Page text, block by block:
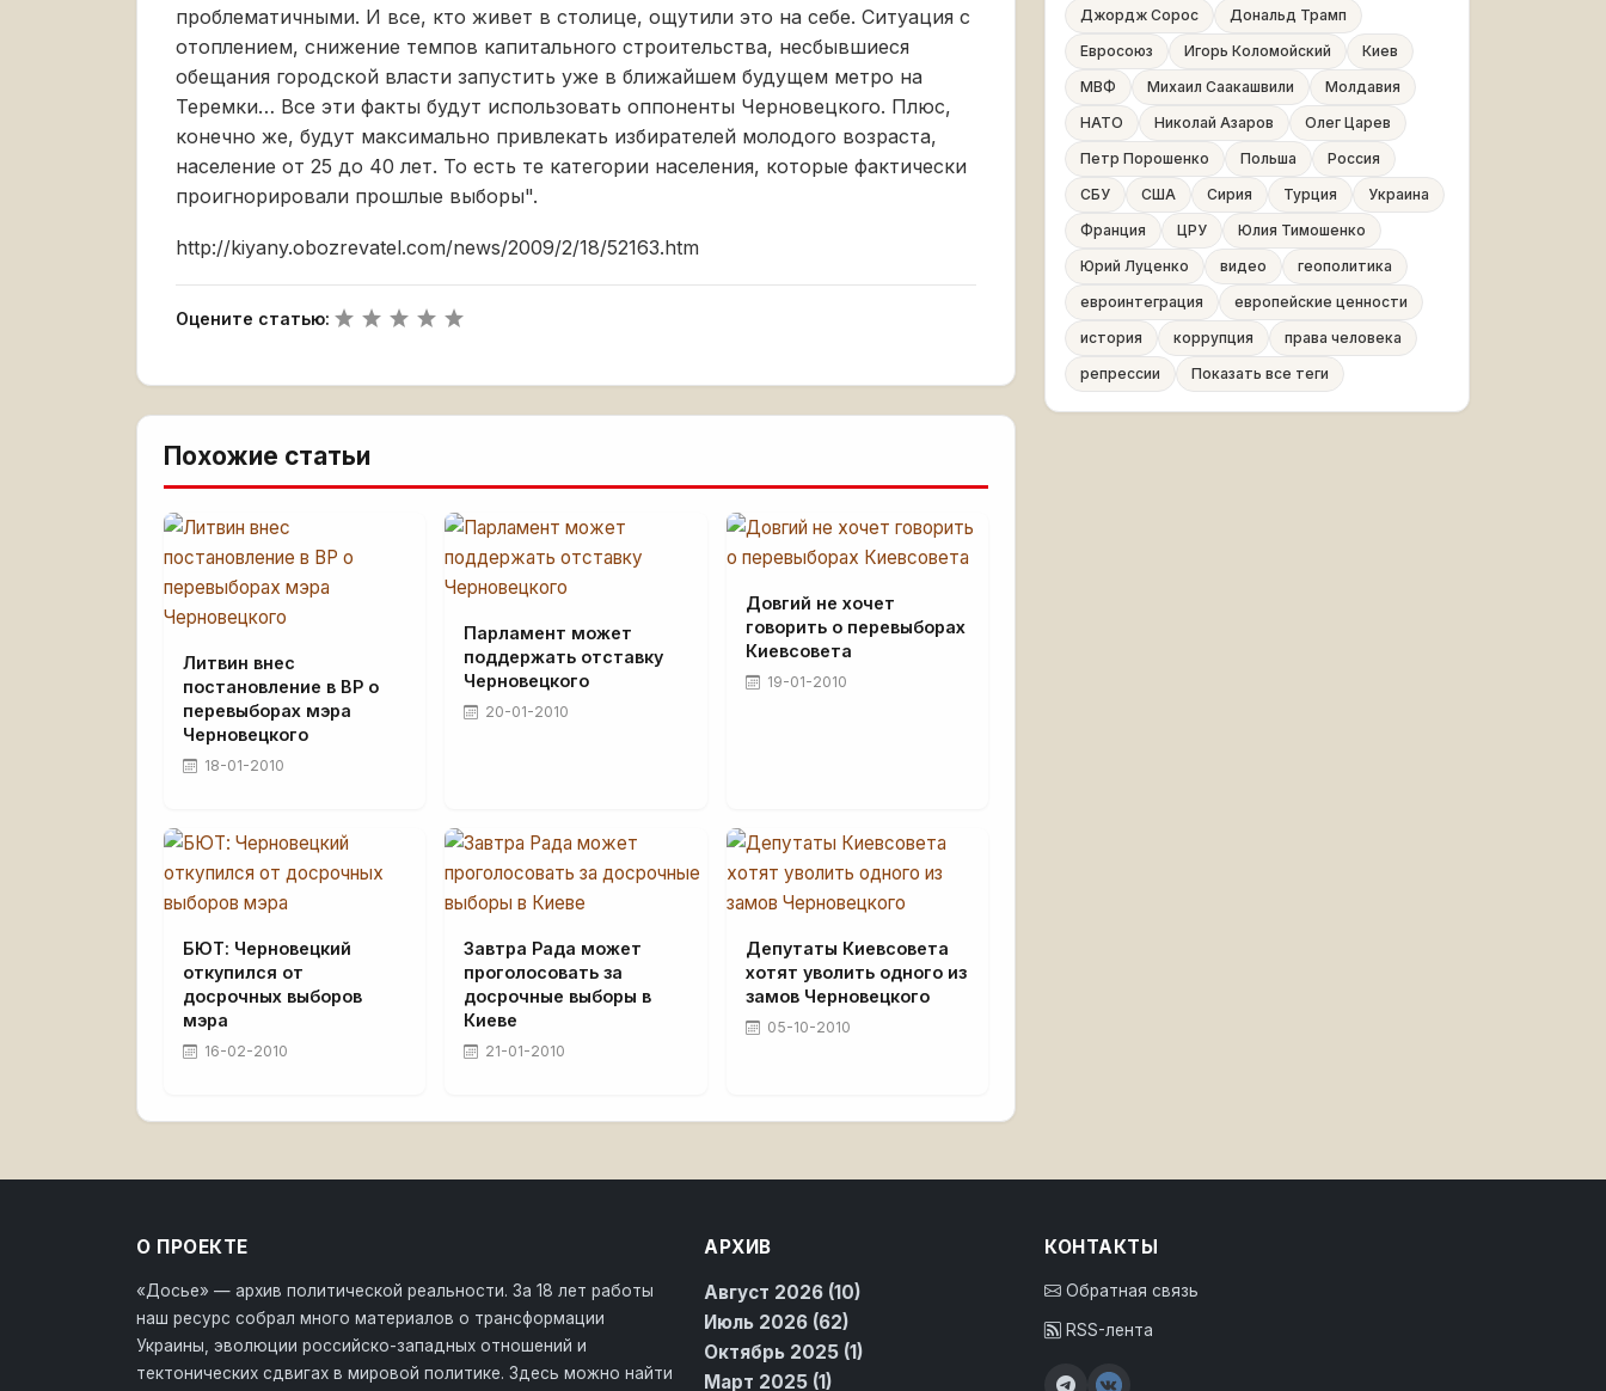
проблематичными. И все, кто живет в столице, ощутили это на себе. Ситуация с
отоплением, снижение темпов капитального строительства, несбывшиеся
обещания городской власти запустить уже в ближайшем будущем метро на
Теремки… Все эти факты будут использовать оппоненты Черновецкого. Плюс,
конечно же, будут максимально привлекать избирателей молодого возраста,
население от 25 до 40 лет. То есть те категории населения, которые фактически
проигнорировали прошлые выборы".
http://kiyany.obozrevatel.com/news/2009/2/18/52163.htm
Оцените статью:
Похожие статьи
Литвин внес
постановление в ВР о
перевыборах мэра
Черновецкого
18-01-2010
Парламент может
поддержать отставку
Черновецкого
20-01-2010
Довгий не хочет
говорить о перевыборах
Киевсовета
19-01-2010
БЮТ: Черновецкий
откупился от
досрочных выборов
мэра
16-02-2010
Завтра Рада может
проголосовать за
досрочные выборы в
Киеве
21-01-2010
Депутаты Киевсовета
хотят уволить одного из
замов Черновецкого
05-10-2010
Джордж Сорос
Дональд Трамп
Евросоюз
Игорь Коломойский
Киев
МВФ
Михаил Саакашвили
Молдавия
НАТО
Николай Азаров
Олег Царев
Петр Порошенко
Польша
Россия
СБУ
США Сирия Турция
Украина
Франция
ЦРУ
Юлия Тимошенко
Юрий Луценко
видео
геополитика
евроинтеграция
европейские ценности
история
коррупция
права человека
репрессии
Показать все теги
О ПРОЕКТЕ
«Досье» — архив политической реальности. За 18 лет работы
наш ресурс собрал много материалов о трансформации
Украины, эволюции российско-западных отношений и
тектонических сдвигах в мировой политике. Здесь можно найти
АРХИВ
Август 2026 (10)
Июль 2026 (62)
Октябрь 2025 (1)
Март 2025 (1)
КОНТАКТЫ
Обратная связь
RSS-лента